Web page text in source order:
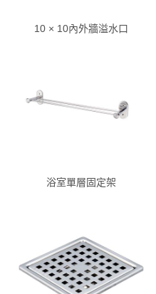
10 × 10內外牆溢水口
浴室單層固定架